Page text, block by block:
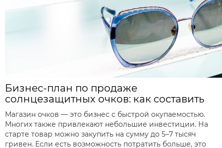
Бизнес-план по продаже
солнцезащитных очков: как составить
Магазин очков — это бизнес с быстрой окупаемостью.
Многих также привлекают небольшие инвестиции. На
старте товар можно закупить на сумму до 5–7 тысяч
гривен. Если есть возможность потратить больше, это